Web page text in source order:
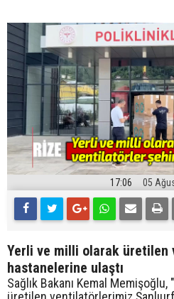
17:06 05
Yerli ve milli olarak
hastanelerine ulaştı
Sağlık Bakanı Kemal